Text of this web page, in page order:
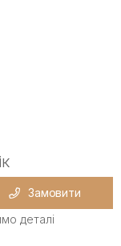
Замовити
деталі